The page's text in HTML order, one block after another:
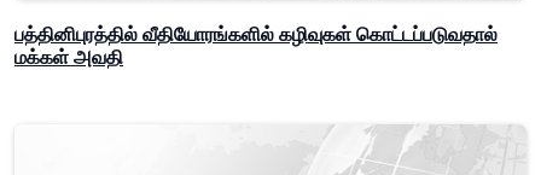
பத்தினிபுரத்தில் வீதியோரங்களில் கழிவுகள் கொட்டப்படுவதால்
மக்கள் அவதி